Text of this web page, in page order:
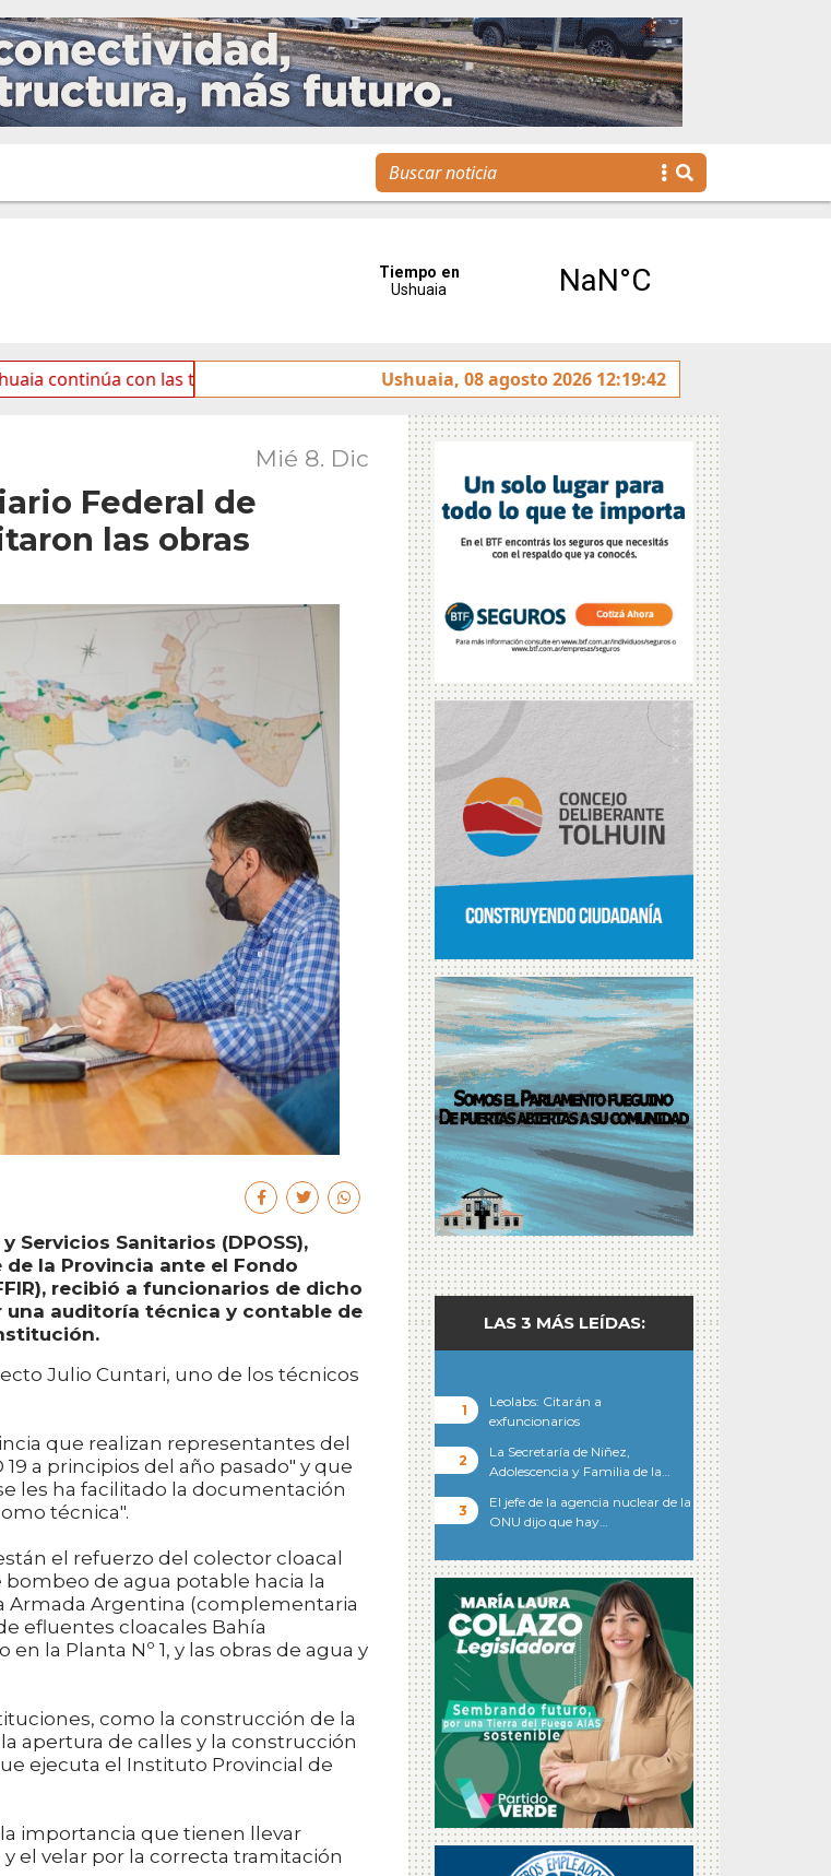
con las tareas de mantenimiento y rotulado sobre la avenida Héroes de Malvinas
Ushuaia, 08 agosto 2026 12:19:42
Mié 8. Dic
Federal de
las obras
Servicios Sanitarios (DPOSS),
la Provincia ante el Fondo
recibió a funcionarios de dicho
una auditoría técnica y contable de
Julio Cuntari, uno de los técnicos
que realizan representantes del
a principios del año pasado" y que
les ha facilitado la documentación
técnica".
el refuerzo del colector cloacal
de agua potable hacia la
Armada Argentina (complementaria
efluentes cloacales Bahía
la Planta Nº 1, y las obras de agua y
como la construcción de la
apertura de calles y la construcción
ejecuta el Instituto Provincial de
importancia que tienen llevar
el velar por la correcta tramitación
LAS 3 MÁS LEÍDAS:
Leolabs: Citarán a
exfuncionarios
La Secretaría de Niñez,
Adolescencia y Familia de la…
El jefe de la agencia nuclear de la
ONU dijo que hay…